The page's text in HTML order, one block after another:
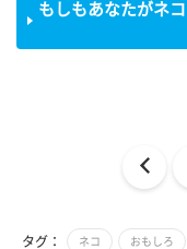
もしもあなたがネ
タグ： ネコ おもしろ